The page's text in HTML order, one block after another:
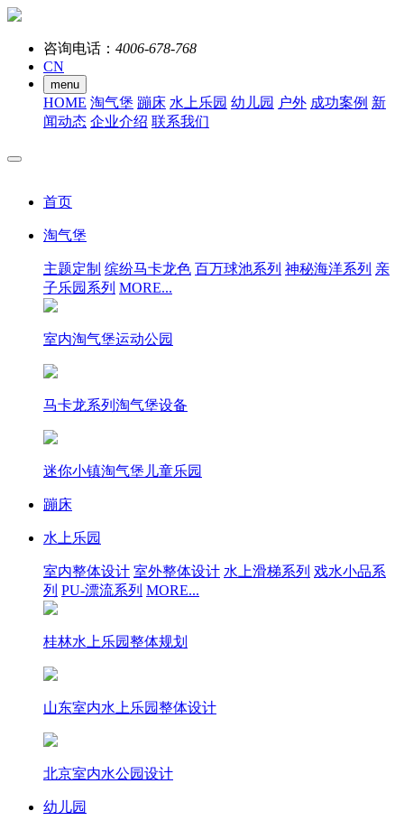
咨询电话： 4006-678-768
CN
menu
HOME 淘气堡 蹦床 水上乐园 幼儿园 户外 成功案例 新
闻动态 企业介绍 联系我们
首页
淘气堡
主题定制 缤纷马卡龙色 百万球池系列 神秘海洋系列 亲
子乐园系列 MORE...
室内淘气堡运动公园
马卡龙系列淘气堡设备
迷你小镇淘气堡儿童乐园
蹦床
水上乐园
室内整体设计 室外整体设计 水上滑梯系列 戏水小品系
列 PU-漂流系列 MORE...
桂林水上乐园整体规划
山东室内水上乐园整体设计
北京室内水公园设计
幼儿园